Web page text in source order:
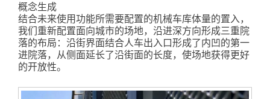
概念生成
结合未来使用功能所需要配置的机械车库体量的置入，
我们重新配置面向城市的场地，沿进深方向形成三重院
落的布局：沿街界面结合人车出入口形成了内凹的第一
进院落，从侧面延长了沿街面的长度，使场地获得更好
的开放性。